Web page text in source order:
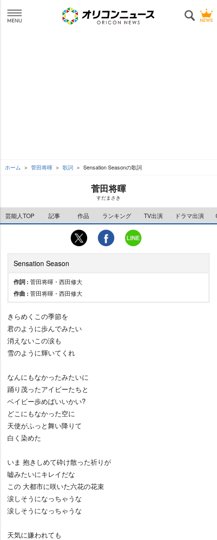
ホーム 菅田将暉 歌詞 Sensation Seasonの歌詞
菅田将暉
すだまさき
芸能人TOP 記事 作品 ランキング TV出演 ドラマ出演
Sensation Season
作詞 : 菅田将暉・西田修大
作曲 : 菅田将暉・西田修大
きらめくこの季節を
君のように歩んでみたい
消えないこの涙も
雪のように輝いてくれ
なんにもなかったみたいに
踊り茂ったアイビーたちと
ベイビー歩めばいいかい?
どこにもなかった空に
天使がふっと舞い降りて
白く染めた
いま 抱きしめて砕け散った祈りが
嘘みたいにキレイだな
この 大都市に咲いた六花の花束
涙しそうになっちゃうな
涙しそうになっちゃうな
天気に嫌われても